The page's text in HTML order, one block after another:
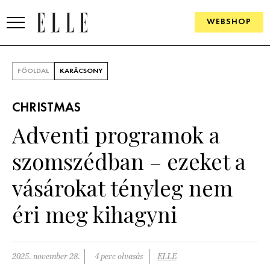
WEBSHOP
SZÉPSÉG
PSZICHÉ
PÁRKAPCSOLAT
FŐOLDAL KARÁCSONY
CHRISTMAS
Adventi programok a
szomszédban – ezeket a
vásárokat tényleg nem
éri meg kihagyni
2025. november 28. 4 perc olvasás ELLE